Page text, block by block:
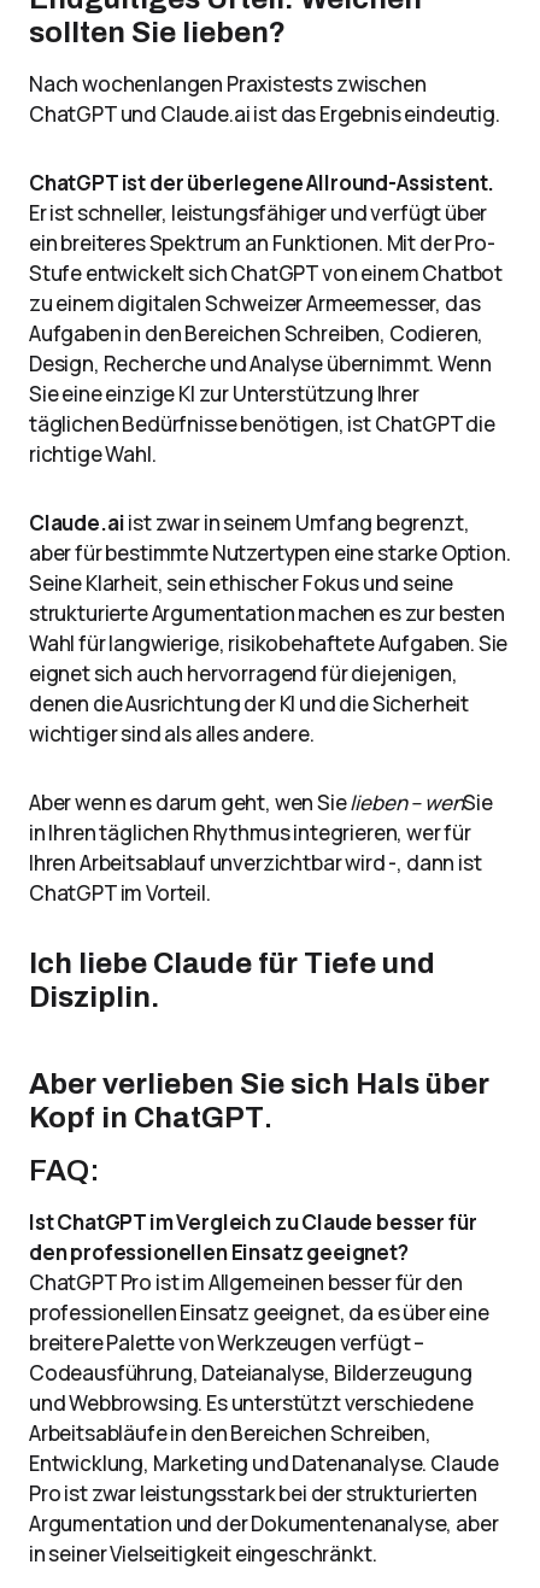
sollten Sie lieben?
Nach wochenlangen Praxistests zwischen
ChatGPT und Claude.ai ist das Ergebnis eindeutig.
ChatGPT ist der überlegene Allround-Assistent.
Er ist schneller, leistungsfähiger und verfügt über
ein breiteres Spektrum an Funktionen. Mit der Pro-
Stufe entwickelt sich ChatGPT von einem Chatbot
zu einem digitalen Schweizer Armeemesser, das
Aufgaben in den Bereichen Schreiben, Codieren,
Design, Recherche und Analyse übernimmt. Wenn
Sie eine einzige KI zur Unterstützung Ihrer
täglichen Bedürfnisse benötigen, ist ChatGPT die
richtige Wahl.
Claude.aiist zwar in seinem Umfang begrenzt,
aber für bestimmte Nutzertypen eine starke Option.
Seine Klarheit, sein ethischer Fokus und seine
strukturierte Argumentation machen es zur besten
Wahl für langwierige, risikobehaftete Aufgaben. Sie
eignet sich auch hervorragend für diejenigen,
denen die Ausrichtung der KI und die Sicherheit
wichtiger sind als alles andere.
Aber wenn es darum geht, wen Sielieben – wenSie
in Ihren täglichen Rhythmus integrieren, wer für
Ihren Arbeitsablauf unverzichtbar wird -, dann ist
ChatGPT im Vorteil.
Ich liebe Claude für Tiefe und
Disziplin.
Aber verlieben Sie sich Hals über
Kopf in ChatGPT.
FAQ:
Ist ChatGPT im Vergleich zu Claude besser für
den professionellen Einsatz geeignet?
ChatGPT Pro ist im Allgemeinen besser für den
professionellen Einsatz geeignet, da es über eine
breitere Palette von Werkzeugen verfügt –
Codeausführung, Dateianalyse, Bilderzeugung
und Webbrowsing. Es unterstützt verschiedene
Arbeitsabläufe in den Bereichen Schreiben,
Entwicklung, Marketing und Datenanalyse. Claude
Pro ist zwar leistungsstark bei der strukturierten
Argumentation und der Dokumentenanalyse, aber
in seiner Vielseitigkeit eingeschränkt.